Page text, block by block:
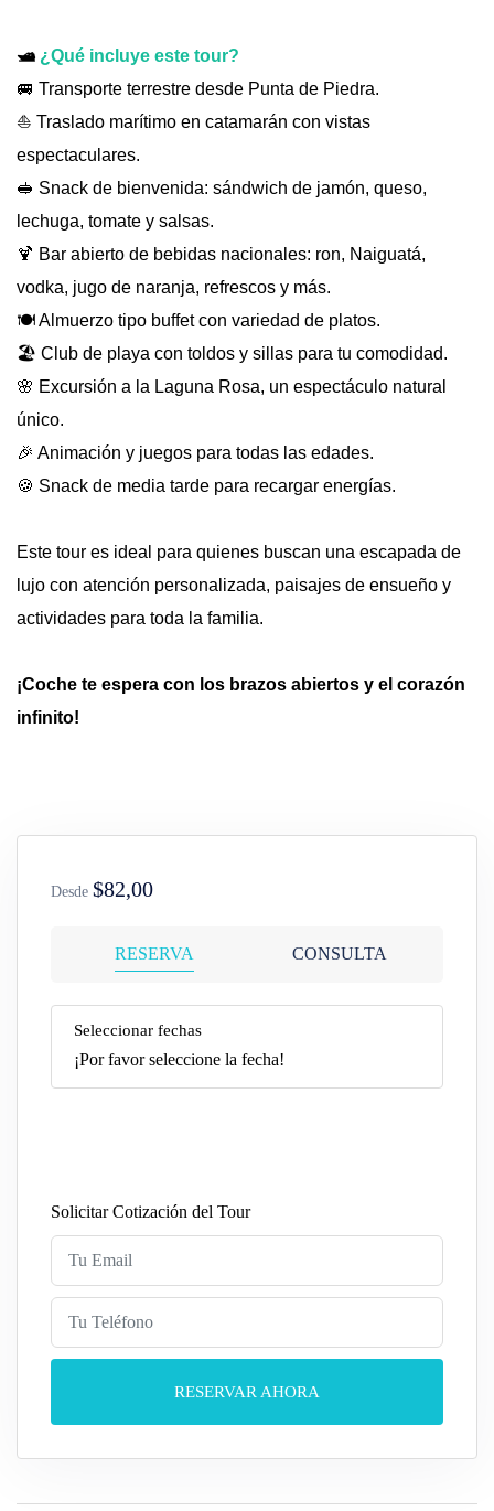
🛥 ¿Qué incluye este tour?
🚐 Transporte terrestre desde Punta de Piedra.
⛵ Traslado marítimo en catamarán con vistas
espectaculares.
🥪 Snack de bienvenida: sándwich de jamón, queso,
lechuga, tomate y salsas.
🍹 Bar abierto de bebidas nacionales: ron, Naiguatá,
vodka, jugo de naranja, refrescos y más.
🍽️ Almuerzo tipo buffet con variedad de platos.
🏖️ Club de playa con toldos y sillas para tu comodidad.
🌸 Excursión a la Laguna Rosa, un espectáculo natural
único.
🎉 Animación y juegos para todas las edades.
🍪 Snack de media tarde para recargar energías.
Este tour es ideal para quienes buscan una escapada de
lujo con atención personalizada, paisajes de ensueño y
actividades para toda la familia.
¡Coche te espera con los brazos abiertos y el corazón
infinito!
Desde $82,00
RESERVA CONSULTA
Seleccionar fechas
¡Por favor seleccione la fecha!
Solicitar Cotización del Tour
RESERVAR AHORA